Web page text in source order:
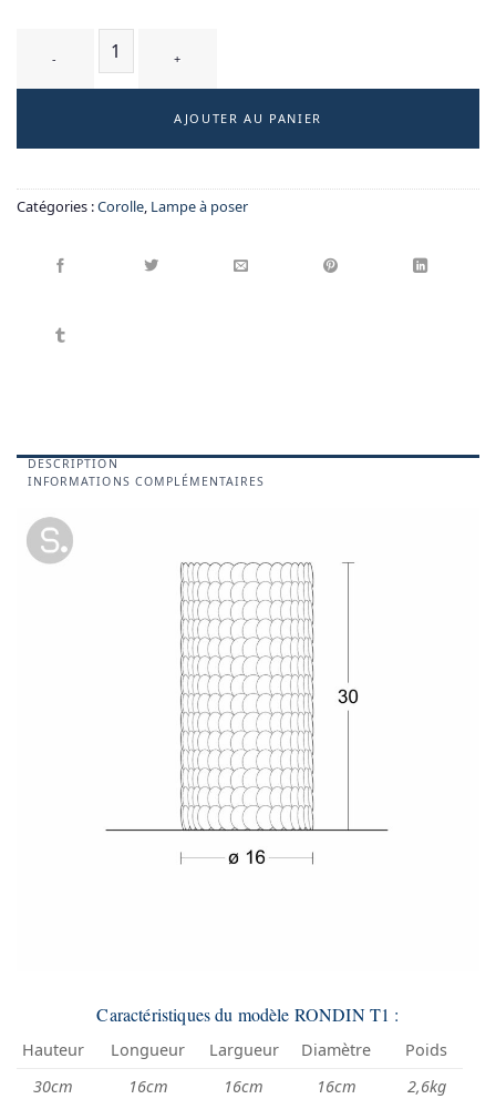
AJOUTER AU PANIER
Catégories :Corolle, Lampe à poser
DESCRIPTION
INFORMATIONS COMPLÉMENTAIRES
Caractéristiques du modèle RONDIN T1 :
Hauteur Longueur Largueur Diamètre
Poids
30cm
16cm 16cm 16cm 2,6kg